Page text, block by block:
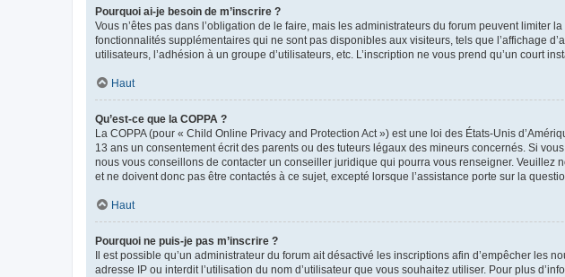
Pourquoi ai-je besoin de m’inscrire ?
Vous n’êtes pas dans l’obligation de le faire, mais les administrateurs du forum peuvent
fonctionnalités supplémentaires qui ne sont pas disponibles aux visiteurs, tels que l’affichage
utilisateurs, l’adhésion à un groupe d’utilisateurs, etc. L’inscription ne vous prend qu’un court
Haut
Qu’est-ce que la COPPA ?
La COPPA (pour « Child Online Privacy and Protection Act ») est une loi des États-Unis
13 ans un consentement écrit des parents ou des tuteurs légaux des mineurs concernés. Si
nous vous conseillons de contacter un conseiller juridique qui pourra vous renseigner.
et ne doivent donc pas être contactés à ce sujet, excepté lorsque l’assistance porte sur la
Haut
Pourquoi ne puis-je pas m’inscrire ?
Il est possible qu’un administrateur du forum ait désactivé les inscriptions afin d’empêcher les
adresse IP ou interdit l’utilisation du nom d’utilisateur que vous souhaitez utiliser. Pour plus